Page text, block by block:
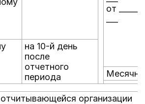
от
на 10-й день
после
отчетного
периода
организации